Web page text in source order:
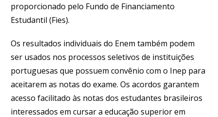
proporcionado pelo Fundo de Financiamento
Estudantil (Fies).
Os resultados individuais do Enem também podem
ser usados nos processos seletivos de instituições
portuguesas que possuem convênio com o Inep para
aceitarem as notas do exame. Os acordos garantem
acesso facilitado às notas dos estudantes brasileiros
interessados em cursar a educação superior em